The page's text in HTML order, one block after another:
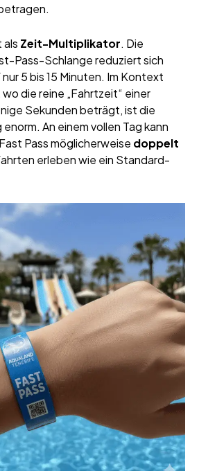
als Zeit-Multiplikator. Die
Pass-Schlange reduziert sich
5 bis 15 Minuten. Im Kontext
die reine „Fahrtzeit“ einer
Sekunden beträgt, ist die
An einem vollen Tag kann
Pass möglicherweise doppelt
erleben wie ein Standard-